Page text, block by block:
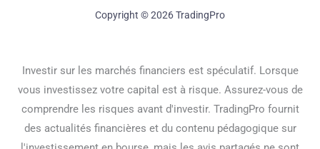
Copyright © 2026 TradingPro
Investir sur les marchés financiers est spéculatif. Lorsque
vous investissez votre capital est à risque. Assurez-vous de
comprendre les risques avant d'investir. TradingPro fournit
des actualités financières et du contenu pédagogique sur